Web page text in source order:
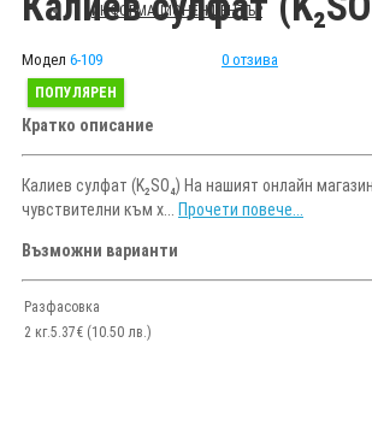
ИНФОРМАЦИОНЕН ЦЕНТЪР
Модел 6-109 0 отзива
ПОПУЛЯРЕН
Кратко описание
Калиев сулфат (K₂SO₄) На нашият онлайн
чувствителни към х... Прочети повече...
Възможни варианти
Разфасовка
2 кг.5.37€ (10.50 лв.)